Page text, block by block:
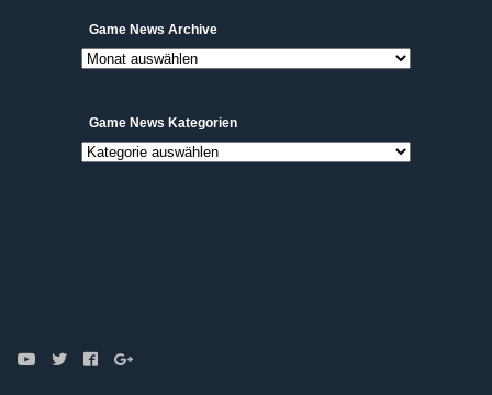
Game News ArchiveGame
News
Archive
Game News Kategorien
Game